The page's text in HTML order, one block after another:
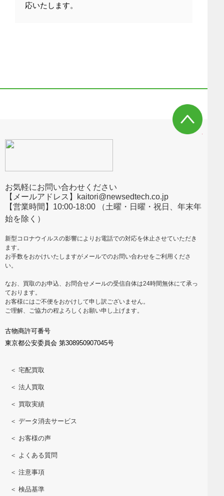
応いたします。
お気軽にお問い合わせください
【メールアドレス】kaitori@newsedtech.co.jp
【営業時間】10:00-18:00 （土曜・日曜・祝日、年末年
始を除く）
新型コロナウイルスの影響によりお電話での対応を休止させていただき
ます。
お手数をおかけいたしますがメールでのお問い合わせをご利用くださ
い。
なお、買取のお申込、お問合せメールの受信自体は24時間無休にて承っ
ております。
お客様にはご不便をおかけして申し訳ございません。
ご理解、ご協力の程よろしくお願い申し上げます。
古物商許可番号
東京都公安委員会 第308950907045号
＜ 宅配買取
＜ 法人買取
＜ 買取実績
＜ データ消去サービス
＜ お客様の声
＜ よくある質問
＜ 注意事項
＜ 検品基準